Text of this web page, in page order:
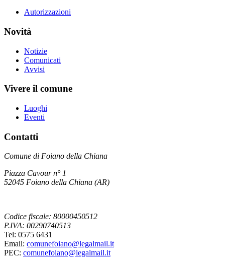
Autorizzazioni
Novità
Notizie
Comunicati
Avvisi
Vivere il comune
Luoghi
Eventi
Contatti
Comune di Foiano della Chiana
Piazza Cavour n° 1
52045 Foiano della Chiana (AR)
Codice fiscale: 80000450512
P.IVA: 00290740513
Tel: 0575 6431
Email: comunefoiano@legalmail.it
PEC: comunefoiano@legalmail.it